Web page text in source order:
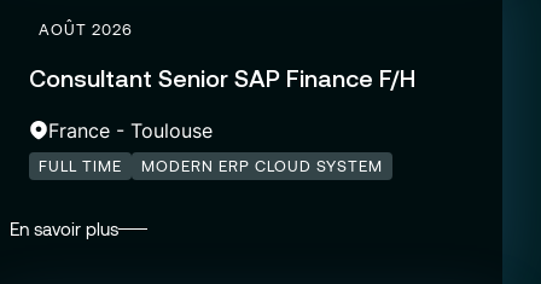
AOÛT 2026
Consultant Senior SAP Finance F/H
France - Toulouse
FULL TIME MODERN ERP CLOUD SYSTEM
En savoir plus